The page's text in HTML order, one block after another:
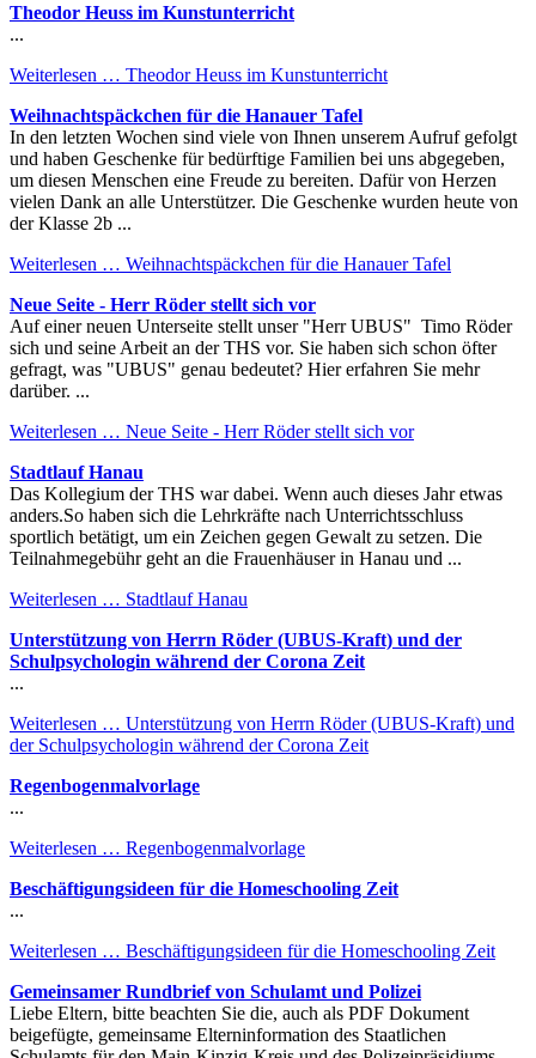
Theodor Heuss im Kunstunterricht
...
Weiterlesen … Theodor Heuss im Kunstunterricht
Weihnachtspäckchen für die Hanauer Tafel
In den letzten Wochen sind viele von Ihnen unserem Aufruf gefolgt
und haben Geschenke für bedürftige Familien bei uns abgegeben,
um diesen Menschen eine Freude zu bereiten. Dafür von Herzen
vielen Dank an alle Unterstützer. Die Geschenke wurden heute von
der Klasse 2b ...
Weiterlesen … Weihnachtspäckchen für die Hanauer Tafel
Neue Seite - Herr Röder stellt sich vor
Auf einer neuen Unterseite stellt unser "Herr UBUS" Timo Röder
sich und seine Arbeit an der THS vor. Sie haben sich schon öfter
gefragt, was "UBUS" genau bedeutet? Hier erfahren Sie mehr
darüber. ...
Weiterlesen … Neue Seite - Herr Röder stellt sich vor
Stadtlauf Hanau
Das Kollegium der THS war dabei. Wenn auch dieses Jahr etwas
anders.So haben sich die Lehrkräfte nach Unterrichtsschluss
sportlich betätigt, um ein Zeichen gegen Gewalt zu setzen. Die
Teilnahmegebühr geht an die Frauenhäuser in Hanau und ...
Weiterlesen … Stadtlauf Hanau
Unterstützung von Herrn Röder (UBUS-Kraft) und der
Schulpsychologin während der Corona Zeit
...
Weiterlesen … Unterstützung von Herrn Röder (UBUS-Kraft) und
der Schulpsychologin während der Corona Zeit
Regenbogenmalvorlage
...
Weiterlesen … Regenbogenmalvorlage
Beschäftigungsideen für die Homeschooling Zeit
...
Weiterlesen … Beschäftigungsideen für die Homeschooling Zeit
Gemeinsamer Rundbrief von Schulamt und Polizei
Liebe Eltern, bitte beachten Sie die, auch als PDF Dokument
beigefügte, gemeinsame Elterninformation des Staatlichen